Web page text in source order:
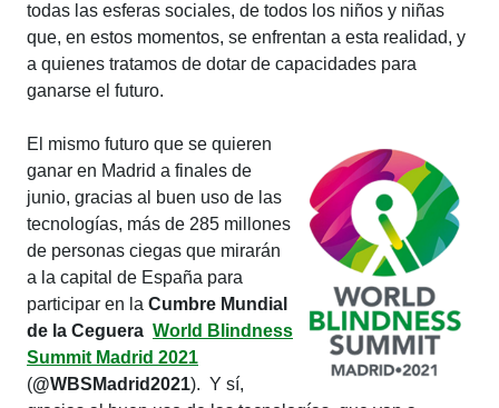
todas las esferas sociales, de todos los niños y niñas
que, en estos momentos, se enfrentan a esta realidad, y
a quienes tratamos de dotar de capacidades para
ganarse el futuro.
El mismo futuro que se quieren
ganar en Madrid a finales de
junio, gracias al buen uso de las
tecnologías, más de 285 millones
de personas ciegas que mirarán
a la capital de España para
participar en la Cumbre Mundial
de la Ceguera World Blindness
Summit Madrid 2021
(@WBSMadrid2021). Y sí,